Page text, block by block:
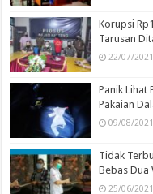
Korupsi
Tarusan
22/07/2021
Panik Lihat
Pakaian
09/08/2021
Tidak
Bebas Dua
25/06/2021